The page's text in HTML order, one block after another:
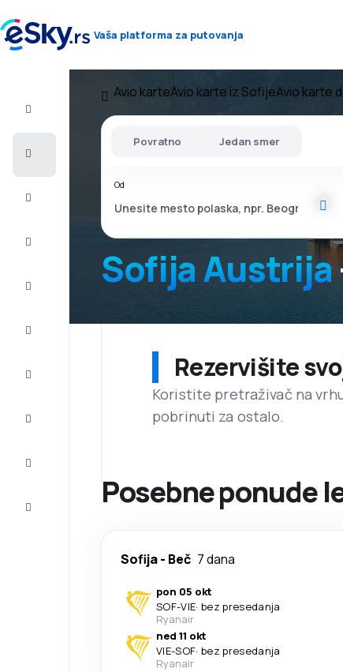
Vaša platforma za putovanja
Avio karteAvio karte iz SofijeAvio karte
Sofija Austrija
Povratno Jedan smer
Od
Rezervišite
Koristite pretraživač na
pobrinuti za ostalo.
Posebne ponude
Sofija- Beč 7 dana
pon 05 okt
SOF-VIE· bez presedanja
Ryanair
ned 11 okt
VIE-SOF· bez presedanja
Ryanair